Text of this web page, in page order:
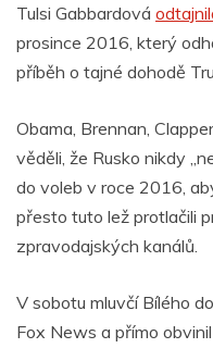
Tulsi Gabbardová
prosince 2016, který
příběh o tajné dohodě
Obama, Brennan,
věděli, že Rusko nikdy
do voleb v roce 2016,
přesto tuto lež protlačili
zpravodajských kanálů.
V sobotu mluvčí Bílého
Fox News a přímo